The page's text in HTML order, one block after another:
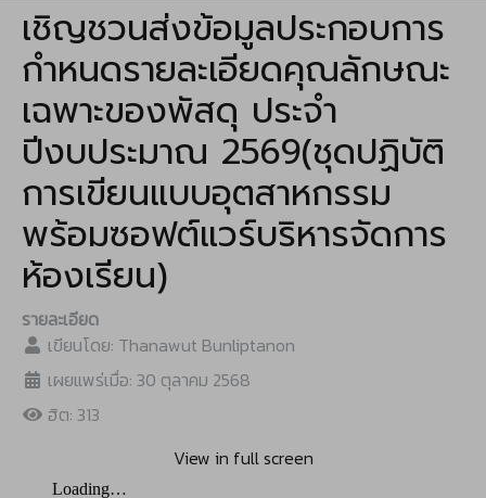
เชิญชวนส่งข้อมูลประกอบการ
กำหนดรายละเอียดคุณลักษณะ
เฉพาะของพัสดุ ประจำ
ปีงบประมาณ 2569(ชุดปฏิบัติ
การเขียนแบบอุตสาหกรรม
พร้อมซอฟต์แวร์บริหารจัดการ
ห้องเรียน)
รายละเอียด
เขียนโดย: Thanawut Bunliptanon
เผยแพร่เมื่อ: 30 ตุลาคม 2568
ฮิต: 313
View in full screen